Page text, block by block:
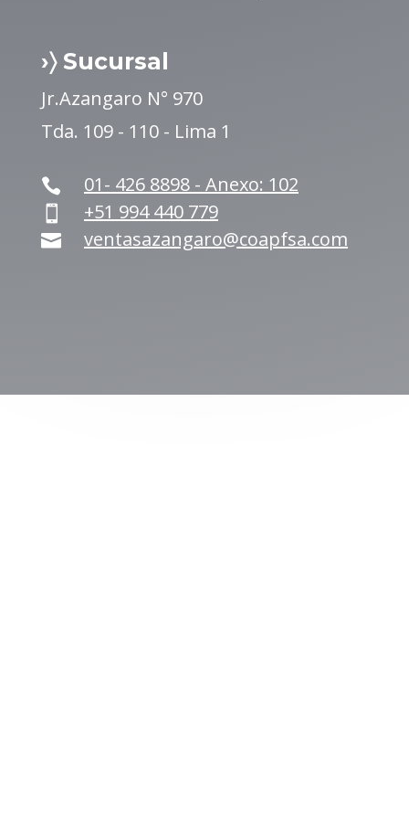
›〉 Sucursal
Jr.Azangaro N° 970
Tda. 109 - 110 - Lima 1
 01- 426 8898 - Anexo: 102
 +51 994 440 779
 ventasazangaro@coapfsa.com